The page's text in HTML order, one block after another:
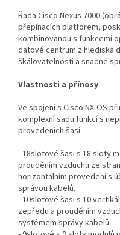
Řada Cisco Nexus 7000
přepínacích platforem,
kombinovanou s funkcemi
datové centrum z hlediska
škálovatelnosti a snadné
Vlastnosti a přínosy
Ve spojení s Cisco NX-OS
komplexní sadu funkcí s
provedeních šasi:
- 18slotové šasi s 18 sloty
prouděním vzduchu ze
horizontálním provedení s
správou kabelů.
- 10slotové šasi s 10
zepředu a prouděním
systémem správy kabelů.